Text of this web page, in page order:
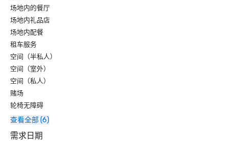
场地内的餐厅
场地内礼品店
场地内配餐
租车服务
空间（半私人）
空间（室外）
空间（私人）
赌场
轮椅无障碍
查看全部 (6)
需求日期